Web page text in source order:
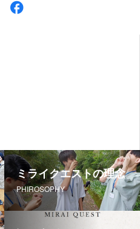
ミライクエストの理念
PHIROSOPHY